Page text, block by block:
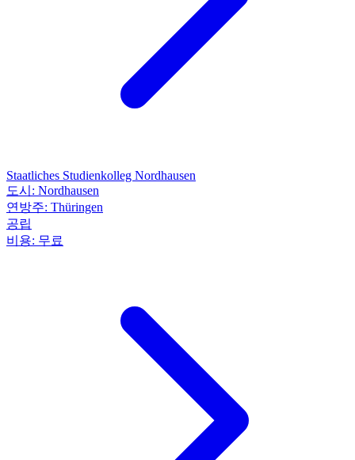
Staatliches Studienkolleg Nordhausen
도시: Nordhausen
연방주: Thüringen
공립
비용: 무료